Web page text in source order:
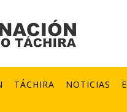
TÁCHIRA NOTICIAS